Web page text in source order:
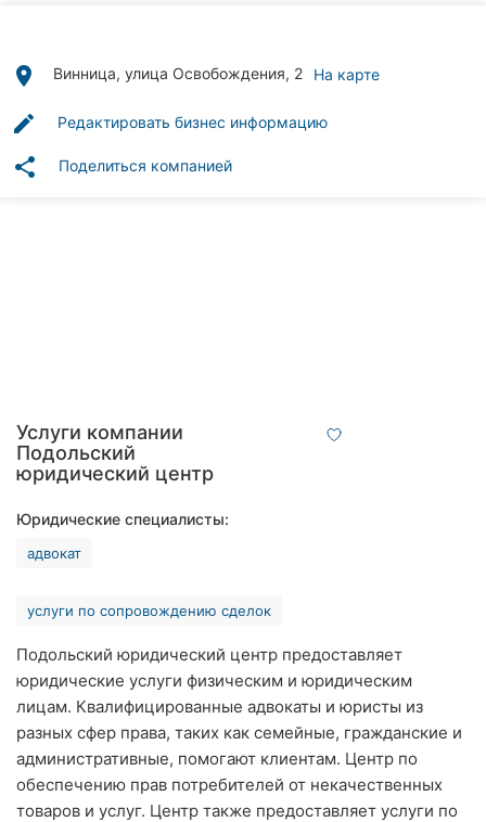
рубрики
Хмельницкий
Одесса
Киев
Харьков
Запорожье
Днепр
place Винница, улица Освобождения, 2 На карте
edit Редактировать бизнес информацию
share Поделиться компанией
Услуги компании
Подольский
юридический центр
Юридические специалисты:
адвокат
услуги по сопровождению сделок
Подольский юридический центр предоставляет
юридические услуги физическим и юридическим
лицам. Квалифицированные адвокаты и юристы из
разных сфер права, таких как семейные, гражданские и
административные, помогают клиентам. Центр по
обеспечению прав потребителей от некачественных
товаров и услуг. Центр также предоставляет услуги по